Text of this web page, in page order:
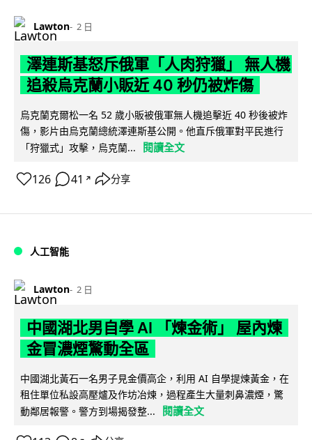
Lawton 2 日
澤連斯基怒斥俄軍「人肉狩獵」 無人機
追殺烏克蘭小販近 40 秒仍被炸傷
烏克蘭克爾松一名 52 歲小販被俄軍無人機追擊近 40 秒後被炸
傷，影片由烏克蘭總統澤連斯基公開。他直斥俄軍對平民進行
「狩獵式」攻擊，烏克蘭...
閱讀全文
126 41 ↗ 分享
人工智能
Lawton 2 日
中國湖北男自學 AI 「煉金術」 屋內煉
金冒濃煙驚動全區
中國湖北黃石一名男子見金價高企，利用 AI 自學提煉黃金，在
租住單位私設高壓爐及作坊冶煉，過程產生大量刺鼻濃煙，驚
動鄰居報警。警方到場揭發整...
閱讀全文